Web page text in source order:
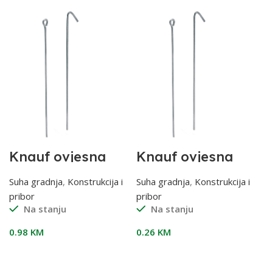
Knauf ovjesna
žica 150 cm
Suha gradnja, Konstrukcija i
pribor
Na stanju
0.98 KM
Knauf ovjesna
žica 37,5 cm
Suha gradnja, Konstrukcija i
pribor
Na stanju
0.26 KM